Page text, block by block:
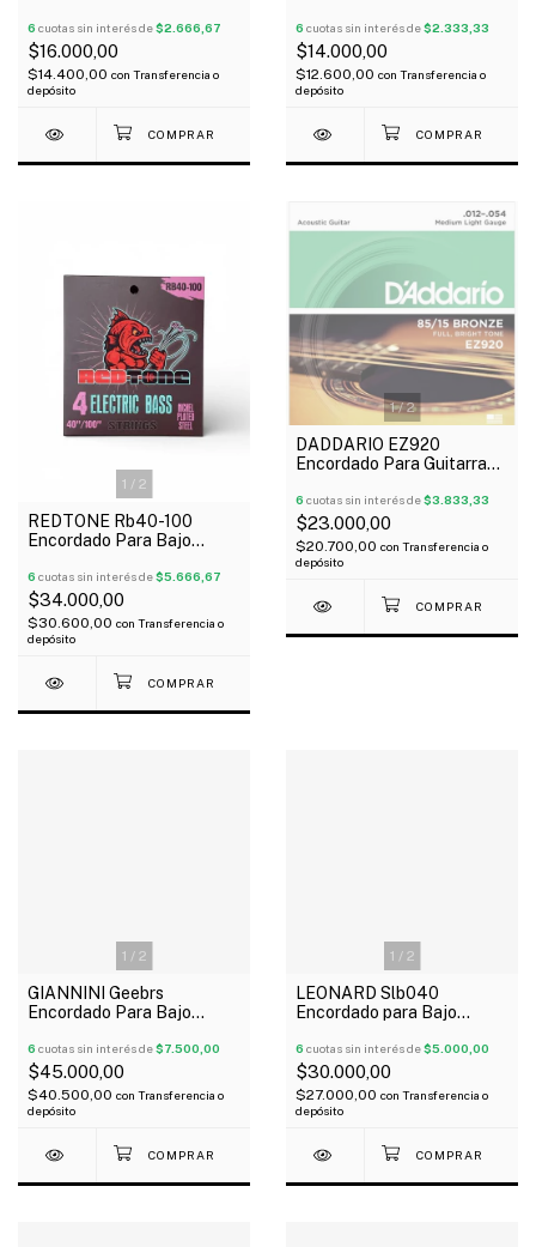
6 cuotas sin interés de$2.666,67
$16.000,00
$14.400,00 con Transferencia o
depósito
6 cuotas sin interés de$2.333,33
$14.000,00
$12.600,00 con Transferencia o
depósito
1 / 2
REDTONE Rb40-100
Encordado Para Bajo
100
6 cuotas sin interés de$5.666,67
$34.000,00
$30.600,00 con Transferencia o
depósito
1/2
DADDARIO EZ920
Encordado Para Guitarra
85/15
6 cuotas sin interés de$3.833,33
$23.000,00
$20.700,00 con Transferencia o
depósito
1 / 2
GIANNINI Geebrs
Encordado Para Bajo
0100
6 cuotas sin interés de$7.500,00
$45.000,00
$40.500,00 con Transferencia o
depósito
1 / 2
LEONARD Slb040
Encordado para Bajo
Plated 040/095
6 cuotas sin interés de$5.000,00
$30.000,00
$27.000,00 con Transferencia o
depósito